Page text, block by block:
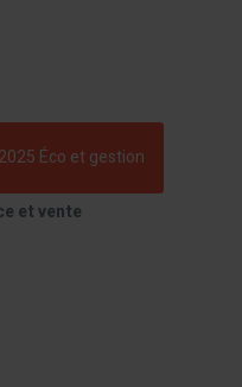
Éco et gestion
et vente